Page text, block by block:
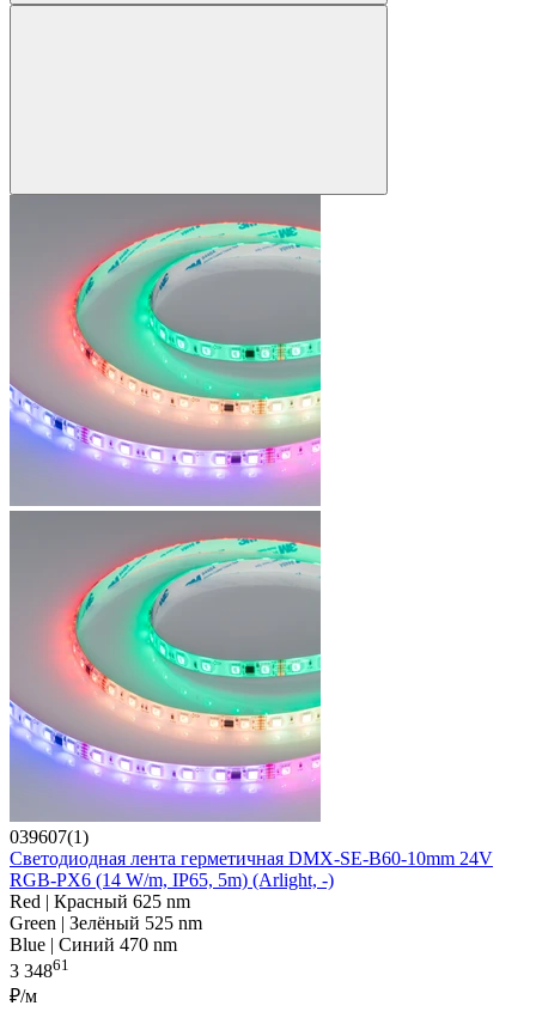
039607(1)
Светодиодная лента герметичная DMX-SE-B60-10mm 24V
RGB-PX6 (14 W/m, IP65, 5m) (Arlight, -)
Red | Красный 625 nm
Green | Зелёный 525 nm
Blue | Синий 470 nm
3 34861
₽/м